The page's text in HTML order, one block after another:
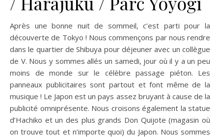
Après une bonne nuit de sommeil, c’est parti pour la
découverte de Tokyo ! Nous commençons par nous rendre
dans le quartier de Shibuya pour déjeuner avec un collègue
de V. Nous y sommes allés un samedi, jour où il y a un peu
moins de monde sur le célèbre passage piéton. Les
panneaux publicitaires sont partout et font même de la
musique ! Le Japon est un pays assez bruyant à cause de la
publicité omniprésente. Nous croisons également la statue
d’Hachiko et un des plus grands Don Quijote (magasin où
on trouve tout et n’importe quoi) du Japon. Nous sommes